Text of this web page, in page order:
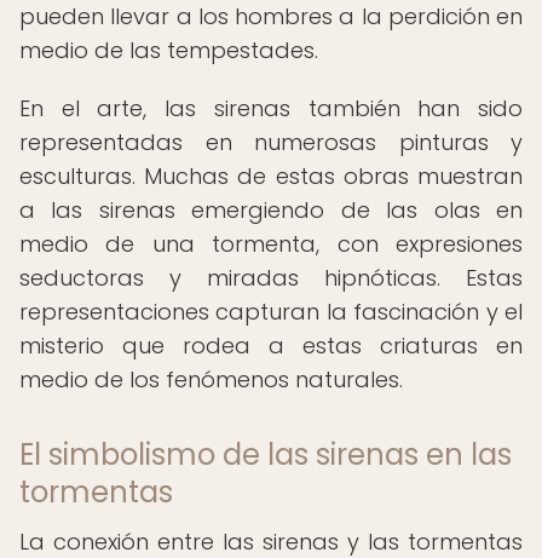
pueden llevar a los hombres a la perdición en
medio de las tempestades.
En el arte, las sirenas también han sido
representadas en numerosas pinturas y
esculturas. Muchas de estas obras muestran
a las sirenas emergiendo de las olas en
medio de una tormenta, con expresiones
seductoras y miradas hipnóticas. Estas
representaciones capturan la fascinación y el
misterio que rodea a estas criaturas en
medio de los fenómenos naturales.
El simbolismo de las sirenas en las
tormentas
La conexión entre las sirenas y las tormentas